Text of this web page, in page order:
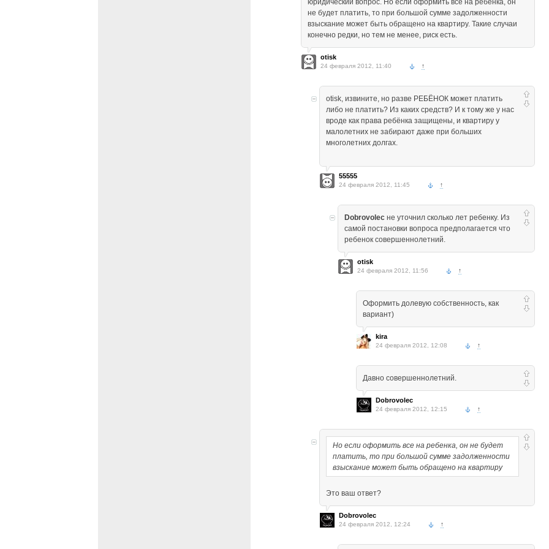
юридический вопрос. Но если оформить все на ребенка, он
не будет платить, то при большой сумме задолженности
взыскание может быть обращено на квартиру. Такие случаи
конечно редки, но тем не менее, риск есть.
otisk
24 февраля 2012, 11:40 ↑
otisk, извините, но разве РЕБЁНОК может платить
либо не платить? Из каких средств? И к тому же у нас
вроде как права ребёнка защищены, и квартиру у
малолетних не забирают даже при больших
многолетних долгах.
55555
24 февраля 2012, 11:45 ↑
Dobrovolec не уточнил сколько лет ребенку. Из
самой постановки вопроса предполагается что
ребенок совершеннолетний.
otisk
24 февраля 2012, 11:56 ↑
Оформить долевую собственность, как
вариант)
kira
24 февраля 2012, 12:08 ↑
Давно совершеннолетний.
Dobrovolec
24 февраля 2012, 12:15 ↑
Но если оформить все на ребенка, он не будет
платить, то при большой сумме задолженности
взыскание может быть обращено на квартиру
Это ваш ответ?
Dobrovolec
24 февраля 2012, 12:24 ↑